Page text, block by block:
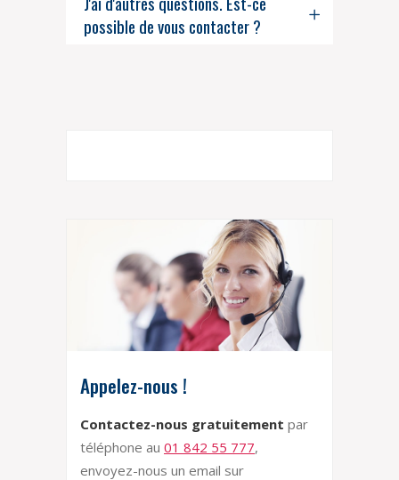
possible de vous contacter ?
Appelez-nous !
Contactez-nous gratuitement par
téléphone au 01 842 55 777,
envoyez-nous un email sur